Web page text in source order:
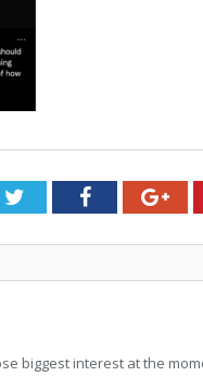
TwitterFacebook
biggest interest at the